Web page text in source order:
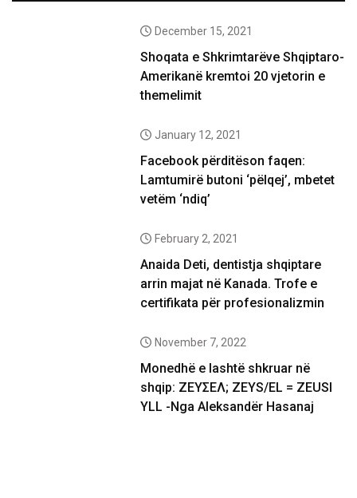
December 15, 2021
Shoqata e Shkrimtarëve Shqiptaro-
Amerikanë kremtoi 20 vjetorin e
themelimit
January 12, 2021
Facebook përditëson faqen:
Lamtumirë butoni ‘pëlqej’, mbetet
vetëm ‘ndiq’
February 2, 2021
Anaida Deti, dentistja shqiptare
arrin majat në Kanada. Trofe e
certifikata për profesionalizmin
November 7, 2022
Monedhë e lashtë shkruar në
shqip: ΖΕΥΣΕΛ; ZEYS/EL = ZEUSI
YLL -Nga Aleksandër Hasanaj